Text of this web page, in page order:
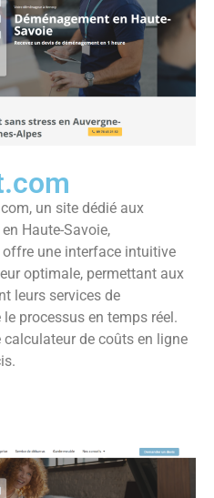
un site dédié aux
Haute-Savoie,
une interface intuitive
optimale, permettant aux
leurs services de
processus en temps réel.
de coûts en ligne